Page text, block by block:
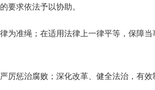
求依法予以协助。
绳；在适用法律上一律平等，保障当
治腐败；深化改革、健全法治，有效